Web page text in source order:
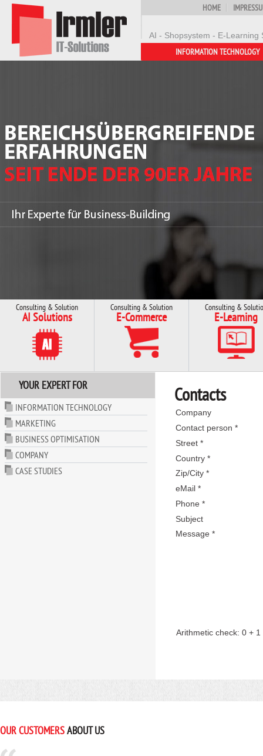
AI - Shopsystem - E-Learning
HOME
INFORMATION TECHNOLOGY
Consulting & Solution
AI Solutions
Consulting & Solution
E-Commerce
Consulting &
E-Learning
YOUR EXPERT FOR
INFORMATION TECHNOLOGY
MARKETING
BUSINESS OPTIMISATION
COMPANY
CASE STUDIES
Contacts
Company
Contact person *
Street *
Country *
Zip/City *
eMail *
Phone *
Subject
Message *
Arithmetic check: 0 + 1
OUR CUSTOMERSABOUT US